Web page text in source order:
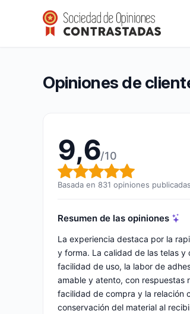
TelasParaTapizar
Calificación global: 9,6 de 10
9,6/10(831 opiniones)
Opiniones de
9,6/10
Calificación
Basada en 831 opiniones publicadas
Resumen de las opiniones
La experiencia destaca por la
y forma. La calidad de las telas y
facilidad de uso, la labor de
amable y atento, con respuestas
facilidad de compra y la relación
conservación del material al